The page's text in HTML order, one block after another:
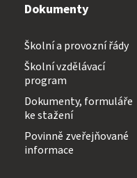
Dokumenty
Školní a provozní řády
Školní vzdělávací
program
Dokumenty, formuláře
ke stažení
Povinně zveřejňované
informace